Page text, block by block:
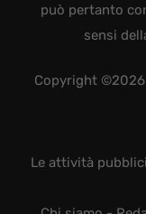
può pertanto
sensi
Copyright
Le attività